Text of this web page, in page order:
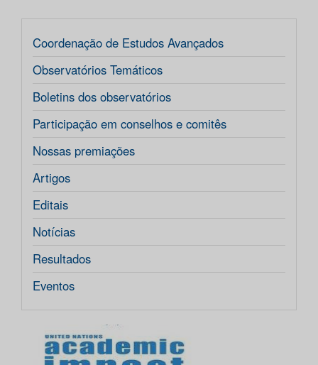
Coordenação de Estudos Avançados
Observatórios Temáticos
Boletins dos observatórios
Participação em conselhos e comitês
Nossas premiações
Artigos
Editais
Notícias
Resultados
Eventos